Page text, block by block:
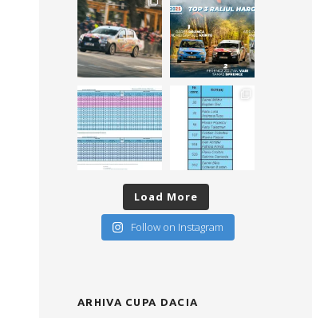
Load More
Follow on Instagram
ARHIVA CUPA DACIA